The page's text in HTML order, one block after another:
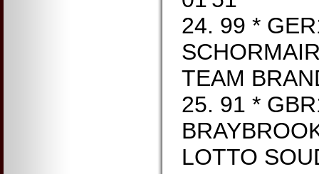
24. 99 *
TEAM
25. 91 *
LOTTO